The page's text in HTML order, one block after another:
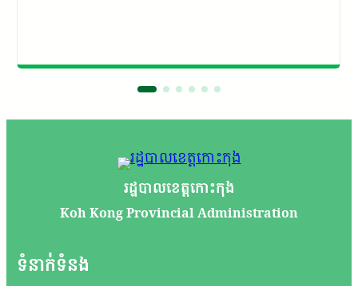
រដ្ឋបាលខេត្តកោះកុង
Koh Kong Provincial Administration
ទំនាក់ទំនង